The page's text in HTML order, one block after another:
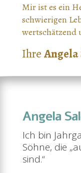
Mir ist es ein
schwierigen
wertschätzend
Ihre
Angela
Ich bin
Söhne, die
sind.“